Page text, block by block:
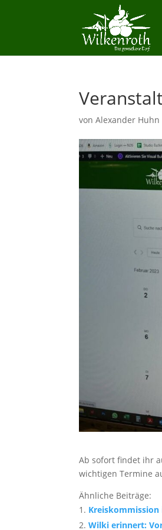
vonAlexander Huhn
Ab sofort findet ihr
wichtigen Termine
Ähnliche Beiträge:
Wilki erinnert: